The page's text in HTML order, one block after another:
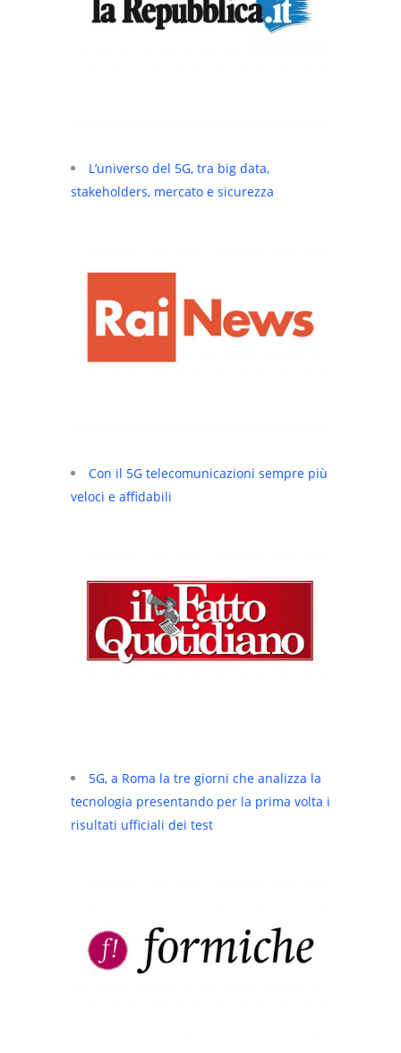
L’universo del 5G, tra big data,
stakeholders, mercato e sicurezza
Con il 5G telecomunicazioni sempre più
veloci e affidabili
5G, a Roma la tre giorni che analizza la
tecnologia presentando per la prima volta i
risultati ufficiali dei test